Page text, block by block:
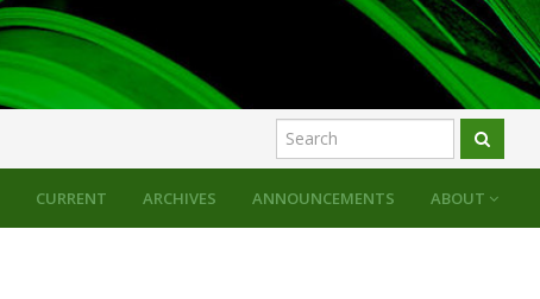
CURRENT ARCHIVES ANNOUNCEMENTS ABOUT